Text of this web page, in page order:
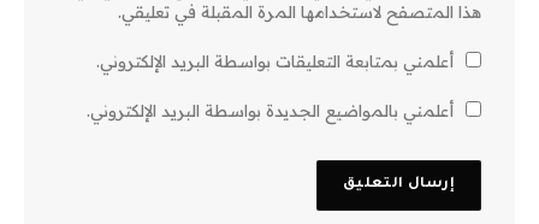
هذا المتصفح لاستخدامها المرة المقبلة في تعليقي.
أعلمني بمتابعة التعليقات بواسطة البريد الإلكتروني.
أعلمني بالمواضيع الجديدة بواسطة البريد الإلكتروني.